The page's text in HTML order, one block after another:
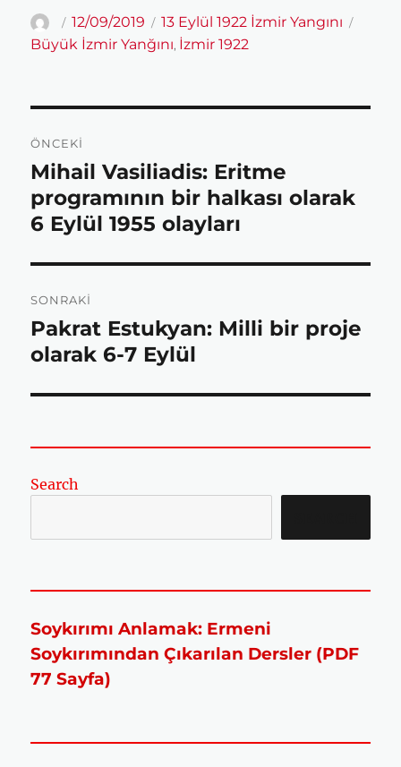
c
e
b
o
k
i
t
t
e
a
t
s
A
p
r
YazarYayın
tarihi
12/09/2019 Kategoriler
13 Eylül 1922 İzmir Yangını
Büyük İzmir Yanğını, İzmir 1922
gezinmesi
ÖNCEKI
Önceki
yazı:
Mihail Vasiliadis: Eritme
programının bir halkası olarak
6 Eylül 1955 olayları
SONRAKI
Sonraki
yazı:
Pakrat Estukyan: Milli bir proje
olarak 6-7 Eylül
Search
Soykırımı Anlamak: Ermeni
Soykırımından Çıkarılan Dersler (PDF
77 Sayfa)